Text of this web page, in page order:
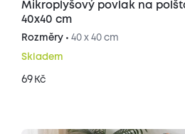
Mikroplyšový povlak na
40x40 cm
Rozměry • 40 x 40 cm
Skladem
69 Kč